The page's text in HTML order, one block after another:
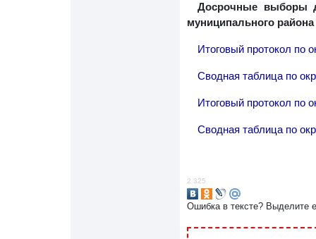
Досрочные выборы
муниципального
Итоговый протокол по
Сводная таблица по
Итоговый протокол по
Сводная таблица по
2 325
Ошибка в тексте? Выделите